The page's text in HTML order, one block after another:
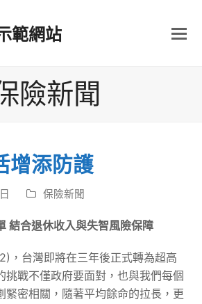
範網站
險新聞
增添防護
保險新聞
結合退休收入與失智風險保障
，台灣即將在三年後正式轉為超高
挑戰不僅政府要面對，也與我們每個
緊密相關，隨著平均餘命的拉長，更